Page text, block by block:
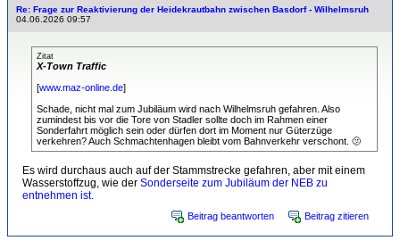
Re: Frage zur Reaktivierung der Heidekrautbahn zwischen Basdorf - Wilhelmsruh
04.06.2026 09:57
Zitat
X-Town Traffic
[www.maz-online.de]
Schade, nicht mal zum Jubiläum wird nach Wilhelmsruh gefahren. Also
zumindest bis vor die Tore von Stadler sollte doch im Rahmen einer
Sonderfahrt möglich sein oder dürfen dort im Moment nur Güterzüge
verkehren? Auch Schmachtenhagen bleibt vom Bahnverkehr verschont. 🫤
Es wird durchaus auch auf der Stammstrecke gefahren, aber mit einem
Wasserstoffzug, wie der Sonderseite zum Jubiläum der NEB zu
entnehmen ist.
Beitrag beantworten Beitrag zitieren